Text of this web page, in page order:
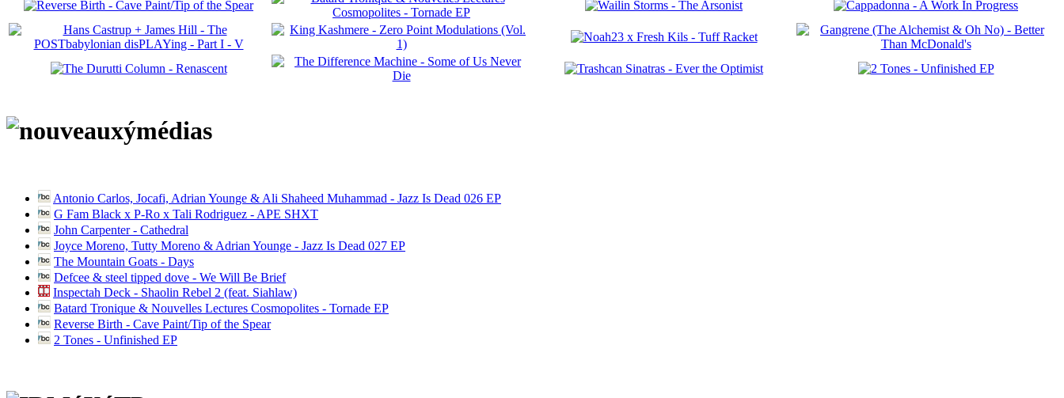
Antonio Carlos, Jocafi, Adrian Younge & Ali Shaheed Muhammad - Jazz Is Dead 026 EP
G Fam Black x P-Ro x Tali Rodriguez - APE SHXT
John Carpenter - Cathedral
Joyce Moreno, Tutty Moreno & Adrian Younge - Jazz Is Dead 027 EP
The Mountain Goats - Days
Defcee & steel tipped dove - We Will Be Brief
Inspectah Deck - Shaolin Rebel 2 (feat. Siahlaw)
Batard Tronique & Nouvelles Lectures Cosmopolites - Tornade EP
Reverse Birth - Cave Paint/Tip of the Spear
2 Tones - Unfinished EP